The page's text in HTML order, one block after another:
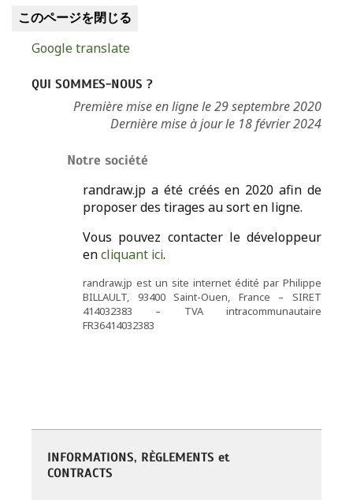
このページを閉じる
Google translate
QUI SOMMES-NOUS ?
Première mise en ligne le 29 septembre 2020
Dernière mise à jour le 18 février 2024
Notre société
randraw.jp a été créés en 2020 afin de
proposer des tirages au sort en ligne.
Vous pouvez contacter le développeur
encliquant ici.
randraw.jp est un site internet édité par Philippe
BILLAULT, 93400 Saint-Ouen, France – SIRET
414032383 – TVA intracommunautaire
FR36414032383
INFORMATIONS, RÈGLEMENTS et
CONTRACTS